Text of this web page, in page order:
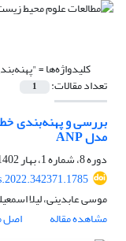
کلیدواژه‌ها =
تعداد مقالات: 1
بررسی و پهنه‌بندی
مدل ANP
دوره 8، شماره 1، بهار 1402، صفحه
موسی عابدینی، لیلا
مشاهده مقاله
اصل